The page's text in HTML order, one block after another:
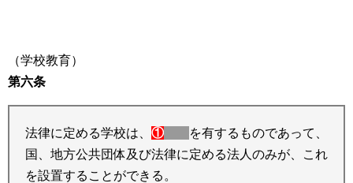
（学校教育）
第六条
法律に定める学校は、 ①
を有するものであって、
国、地方公共団体及び法律に定める法人のみが、これ
を設置することができる。